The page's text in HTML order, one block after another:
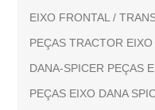
EIXO FRONTAL /
PEÇAS TRACTOR
DANA-SPICER PEÇAS
PEÇAS EIXO DANA